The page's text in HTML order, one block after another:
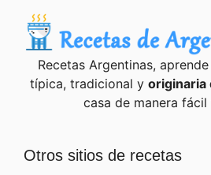
Recetas Argentinas,
típica, tradicional y originaria
casa de manera fácil
Otros sitios de recetas